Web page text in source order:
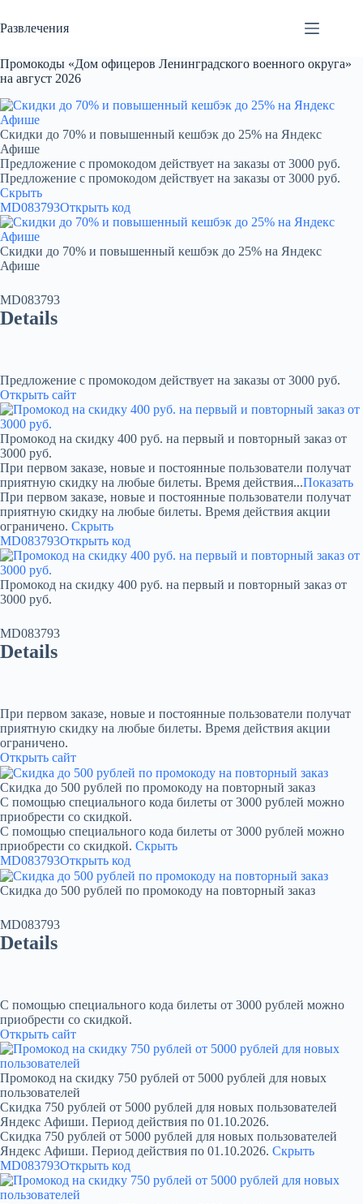
к
сути
Развлечения
Промокоды «Дом офицеров Ленинградского военного округа»
на август 2026
Скидки до 70% и повышенный кешбэк до 25% на Яндекс
Афише
Предложение с промокодом действует на заказы от 3000 руб.
Предложение с промокодом действует на заказы от 3000 руб.
Скрыть
MD083793Открыть код
Скидки до 70% и повышенный кешбэк до 25% на Яндекс
Афише
MD083793
Details
Предложение с промокодом действует на заказы от 3000 руб.
Открыть сайт
Промокод на скидку 400 руб. на первый и повторный заказ от
3000 руб.
При первом заказе, новые и постоянные пользователи получат
приятную скидку на любые билеты. Время действия...Показать
При первом заказе, новые и постоянные пользователи получат
приятную скидку на любые билеты. Время действия акции
ограничено. Скрыть
MD083793Открыть код
Промокод на скидку 400 руб. на первый и повторный заказ от
3000 руб.
MD083793
Details
При первом заказе, новые и постоянные пользователи получат
приятную скидку на любые билеты. Время действия акции
ограничено.
Открыть сайт
Скидка до 500 рублей по промокоду на повторный заказ
С помощью специального кода билеты от 3000 рублей можно
приобрести со скидкой.
С помощью специального кода билеты от 3000 рублей можно
приобрести со скидкой. Скрыть
MD083793Открыть код
Скидка до 500 рублей по промокоду на повторный заказ
MD083793
Details
С помощью специального кода билеты от 3000 рублей можно
приобрести со скидкой.
Открыть сайт
Промокод на скидку 750 рублей от 5000 рублей для новых
пользователей
Скидка 750 рублей от 5000 рублей для новых пользователей
Яндекс Афиши. Период действия по 01.10.2026.
Скидка 750 рублей от 5000 рублей для новых пользователей
Яндекс Афиши. Период действия по 01.10.2026. Скрыть
MD083793Открыть код